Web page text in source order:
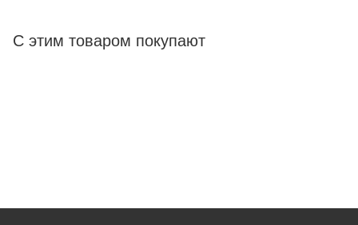
С этим товаром покупают